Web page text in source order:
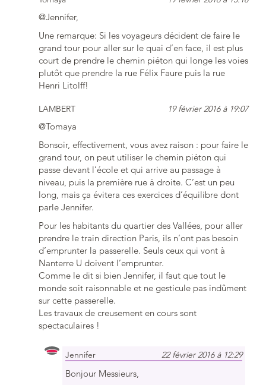
@Jennifer,
Une remarque: Si les voyageurs décident de faire le
grand tour pour aller sur le quai d’en face, il est plus
court de prendre le chemin piéton qui longe les voies
plutôt que prendre la rue Félix Faure puis la rue
Henri Litolff!
LAMBERT 19 février 2016 à 19:07
@Tomaya
Bonsoir, effectivement, vous avez raison : pour faire le
grand tour, on peut utiliser le chemin piéton qui
passe devant l’école et qui arrive au passage à
niveau, puis la première rue à droite. C’est un peu
long, mais ça évitera ces exercices d’équilibre dont
parle Jennifer.
Pour les habitants du quartier des Vallées, pour aller
prendre le train direction Paris, ils n’ont pas besoin
d’emprunter la passerelle. Seuls ceux qui vont à
Nanterre U doivent l’emprunter.
Comme le dit si bien Jennifer, il faut que tout le
monde soit raisonnable et ne gesticule pas indûment
sur cette passerelle.
Les travaux de creusement en cours sont
spectaculaires !
Jennifer 22 février 2016 à 12:29
Bonjour Messieurs,